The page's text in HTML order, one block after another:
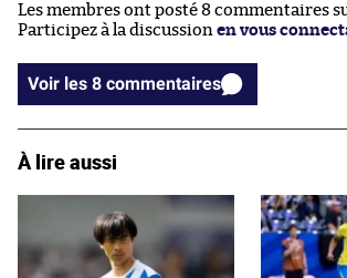
Les membres ont posté 8 commentaires
Participez à la discussion en vous
Voir les 8 commentaires
À lire aussi